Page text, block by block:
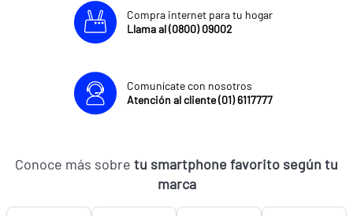
Compra internet para tu hogar
Llama al (0800) 09002
Comunícate con nosotros
Atención al cliente (01) 6117777
Conoce más sobre tu smartphone favorito según tu
marca